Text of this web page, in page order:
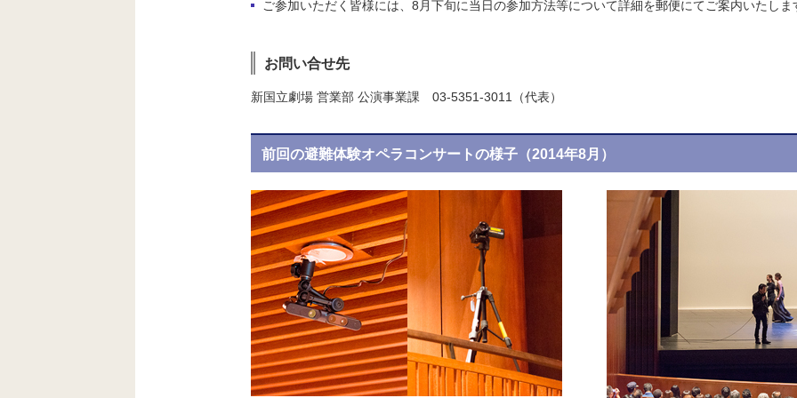
ご参加いただく皆様には、8月下旬に当日の参加方法等について詳細を郵便にてご案内いたしま
お問い合せ先
新国立劇場 営業部 公演事業課 03-5351-3011（代表）
前回の避難体験オペラコンサートの様子（2014年8月）